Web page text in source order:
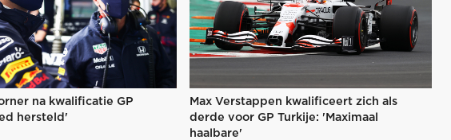
na kwalificatie GP
hersteld'
Max Verstappen kwalificeert zich als
derde voor GP Turkije: 'Maximaal
haalbare'